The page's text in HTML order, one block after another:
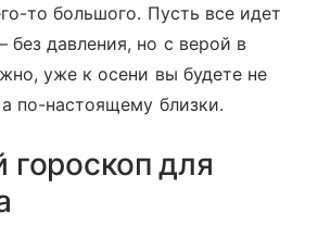
то большого. Пусть все идет
давления, но с верой в
уже к осени вы будете не
по-настоящему близки.
для